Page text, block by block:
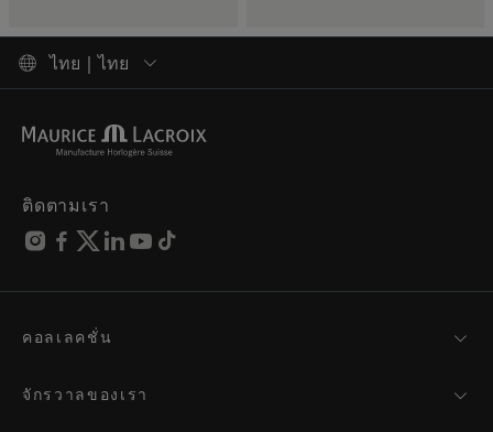
ไทย | ไทย
ติดตามเรา
คอลเลคชั่น
AIKON
จักรวาลของเรา